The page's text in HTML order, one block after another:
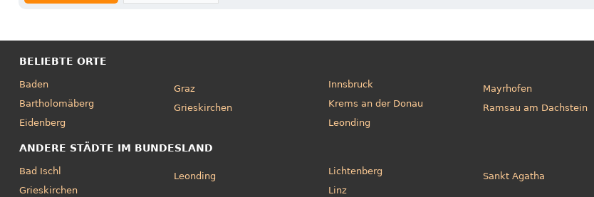
BELIEBTE ORTE
Baden
Bartholomäberg
Eidenberg
Graz
Grieskirchen
Innsbruck
Krems an der Donau
Leonding
Mayrhofen
Ramsau am Dachstein
ANDERE STÄDTE IM BUNDESLAND
Bad Ischl
Grieskirchen
Leonding
Lichtenberg
Linz
Sankt Agatha